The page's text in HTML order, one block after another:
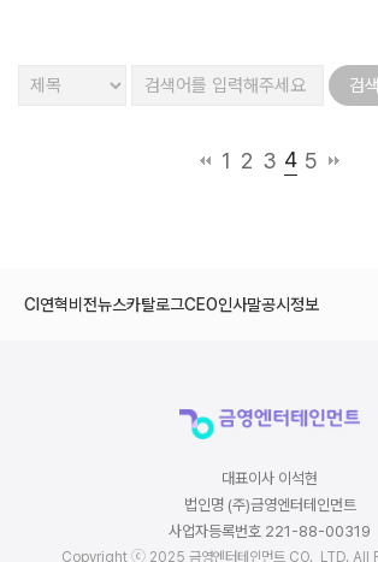
1 2 3 4 5
CI 연혁비전뉴스카탈로그CEO인사말공시정보
대표이사 이석현
법인명 (주)금영엔터테인먼트
사업자등록번호 221-88-00319
Copyright ⓒ 2025 금영엔터테인먼트 CO., LTD. All